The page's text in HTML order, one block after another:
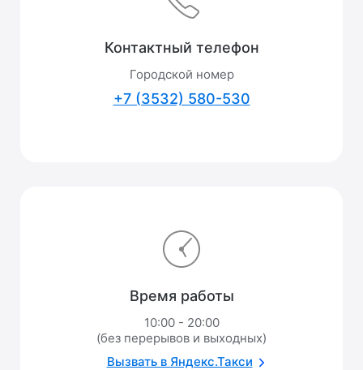
Контактный телефон
Городской номер
+7 (3532) 580-530
Время работы
10:00 - 20:00
(без перерывов и выходных)
Вызвать в Яндекс.Такси